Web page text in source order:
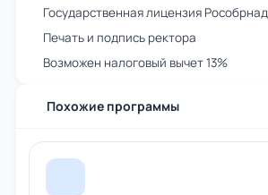
Государственная лицензия
Печать и подпись ректора
Возможен налоговый вычет 13%
Похожие программы